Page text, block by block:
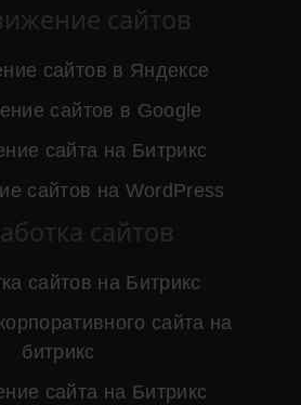
сайтов
сайтов в Яндексе
сайтов в Google
сайта на Битрикс
сайтов на WordPress
сайтов
сайтов на Битрикс
сайта на
битрикс
сайта на Битрикс